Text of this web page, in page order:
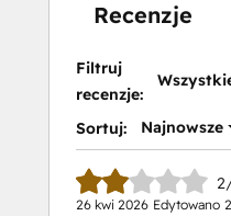
Recenzje
Filtruj
recenzje:
Sortuj: Najnowsze
26 kwi 2026 Edytowano